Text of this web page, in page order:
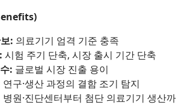
: 의료기기 엄격 기준 충족
시험 주기 단축, 시장 출시 기간 단축
: 글로벌 시장 진출 용이
연구·생산 과정의 결함 조기 탐지
병원·진단센터부터 첨단 의료기기 생산까